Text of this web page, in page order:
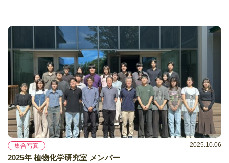
集合写真 2025.10.06
2025年 植物化学研究室 メンバー